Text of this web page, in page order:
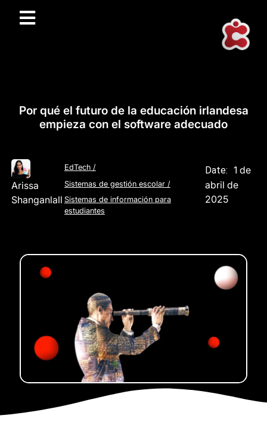
Por qué el futuro de la educación irlandesa
empieza con el software adecuado
Arissa
Shanganlall
EdTech/
Sistemas de gestión escolar/
Sistemas de información para
estudiantes
Date: 1 de
abril de
2025